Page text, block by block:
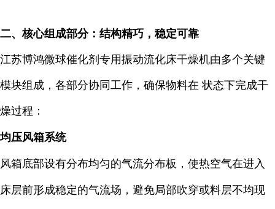
二、核心组成部分：结构精巧，稳定可靠
江苏博鸿微球催化剂专用振动流化床干燥机由多个关键
模块组成，各部分协同工作，确保物料在 状态下完成干
燥过程：
均压风箱系统
风箱底部设有分布均匀的气流分布板，使热空气在进入
床层前形成稳定的气流场，避免局部吹穿或料层不均现